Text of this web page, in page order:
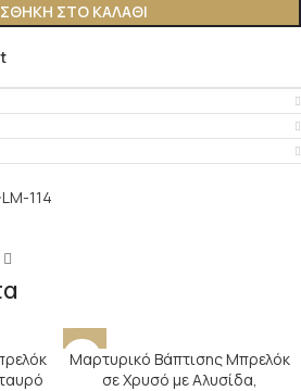
ΣΤΟ ΚΑΛΆΘΙ
114
Μαρτυρικό Βάπτισης Μπρελόκ
σε Χρυσό με Αλυσίδα,